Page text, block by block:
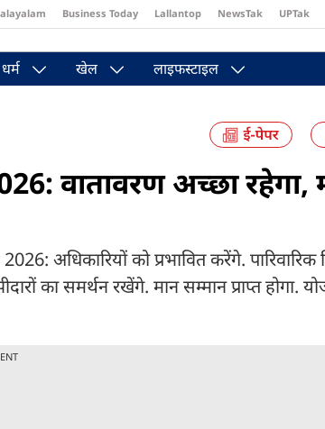
Business Today Lallantop NewsTak UPTak
धर्म खेल लाइफस्टाइल
वातावरण अच्छा रहेगा,
को प्रभावित करेंगे. पारिवारिक
का समर्थन रखेंगे. मान सम्मान प्राप्त होगा.